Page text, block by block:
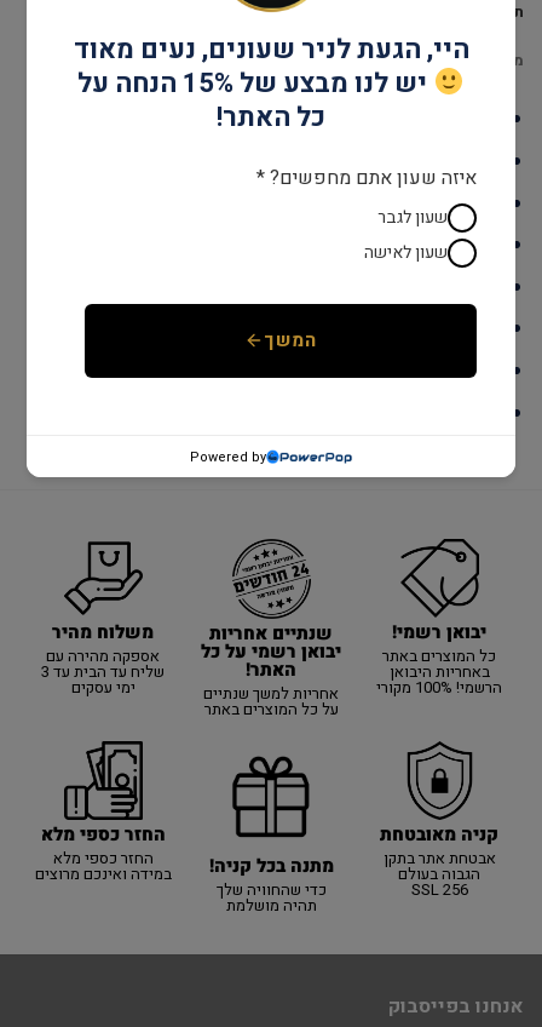
תיאור
מידע נוסף
גוף השעון: Stainless Steel
אחריות: שנתיים יבואן רשמי
זכוכית: מינרל
יבואן רשמי!
כל המוצרים באתר
באחריות היבואן
הרשמי! 100% מקורי
שנתיים אחריות
יבואן רשמי על כל
האתר!
אחריות למשך שנתיים
על כל המוצרים באתר
משלוח מהיר
אספקה מהירה עם
שליח עד הבית עד 3
ימי עסקים
קניה מאובטחת
אבטחת אתר בתקן
הגבוה בעולם
SSL 256
מתנה בכל קניה!
כדי שהחוויה שלך
תהיה מושלמת
החזר כספי מלא
החזר כספי מלא
במידה ואינכם מרוצים
אנחנו בפייסבוק
היי, הגעת לניר שעונים, נעים מאוד
יש לנו מבצע של 15% הנחה על
כל האתר!
איזה שעון אתם מחפשים? *
שעון לגבר
שעון לאישה
המשך
Powered by